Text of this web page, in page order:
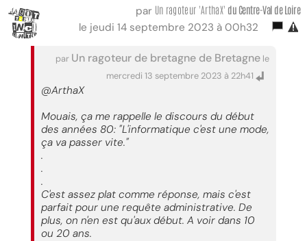
par Un ragoteur 'ArthaX' du Centre-Val de Loire
le jeudi 14 septembre 2023 à 00h32
par Un ragoteur de bretagne de Bretagne le
mercredi 13 septembre 2023 à 22h41
@ArthaX
Mouais, ça me rappelle le discours du début
des années 80: "L'informatique c'est une mode,
ça va passer vite."
.
.
.
C'est assez plat comme réponse, mais c'est
parfait pour une requête administrative. De
plus, on n'en est qu'aux début. A voir dans 10
ou 20 ans.